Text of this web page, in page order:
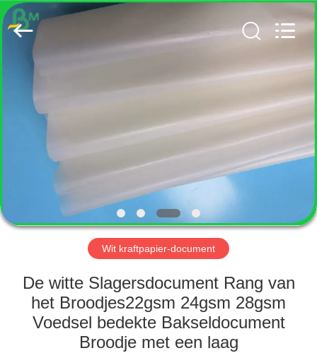
HUIS
PRODUCTEN
ONGEVEER
FABRIEKSREIS
KWALITEITSCONTROLE
CONTACTEER
GUANGZHOU
BMPAPER
CO.,
LTD..
Wit kraftpapier-document
De witte Slagersdocument Rang van
het Broodjes22gsm 24gsm 28gsm
Voedsel bedekte Bakseldocument
Broodje met een laag